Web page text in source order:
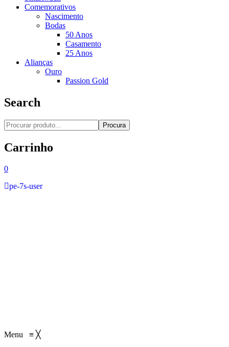
Comemorativos
Nascimento
Bodas
50 Anos
Casamento
25 Anos
Alianças
Ouro
Passion Gold
Search
Procura
Carrinho
0
pe-7s-user
Menu ≡ ╳